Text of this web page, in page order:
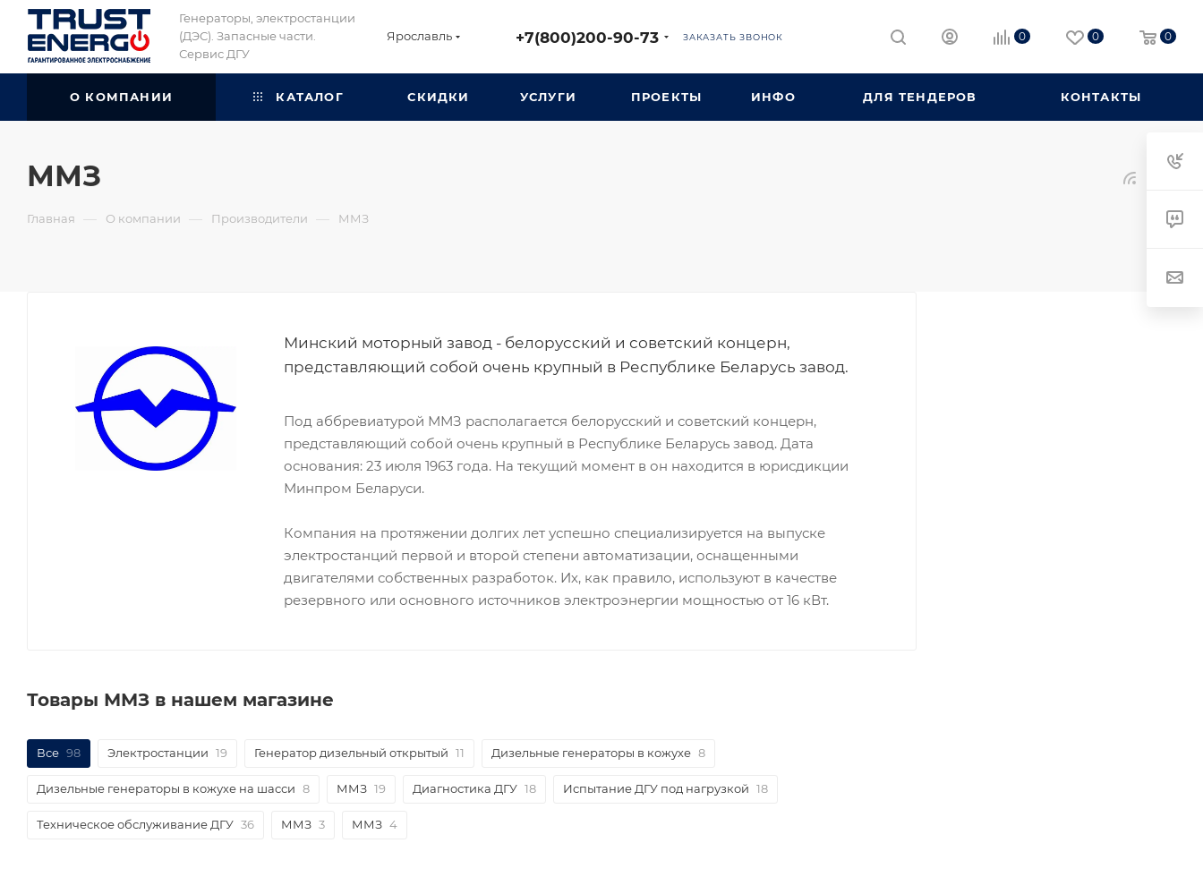
Генераторы, электростанции
(ДЭС). Запасные части.
Сервис ДГУ
Ярославль +7(800)200-90-73 ЗАКАЗАТЬ ЗВОНОК 0 0 0
О КОМПАНИИ КАТАЛОГ СКИДКИ УСЛУГИ ПРОЕКТЫ ИНФО ДЛЯ ТЕНДЕРОВ КОНТАКТЫ
ММЗ
Главная — О компании — Производители — ММЗ
Минский моторный завод - белорусский и советский концерн,
представляющий собой очень крупный в Республике Беларусь завод.
Под аббревиатурой ММЗ располагается белорусский и советский концерн,
представляющий собой очень крупный в Республике Беларусь завод. Дата
основания: 23 июля 1963 года. На текущий момент в он находится в юрисдикции
Минпром Беларуси.
Компания на протяжении долгих лет успешно специализируется на выпуске
электростанций первой и второй степени автоматизации, оснащенными
двигателями собственных разработок. Их, как правило, используют в качестве
резервного или основного источников электроэнергии мощностью от 16 кВт.
Товары ММЗ в нашем магазине
Все 98 Электростанции 19 Генератор дизельный открытый 11 Дизельные генераторы в кожухе 8
Дизельные генераторы в кожухе на шасси 8 ММЗ 19 Диагностика ДГУ 18 Испытание ДГУ под нагрузкой 18
Техническое обслуживание ДГУ 36 ММЗ 3 ММЗ 4